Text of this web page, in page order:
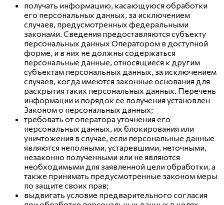
получать информацию, касающуюся обработки
его персональных данных, за исключением
случаев, предусмотренных федеральными
законами. Сведения предоставляются субъекту
персональных данных Оператором в доступной
форме, и в них не должны содержаться
персональные данные, относящиеся к другим
субъектам персональных данных, за исключением
случаев, когда имеются законные основания для
раскрытия таких персональных данных. Перечень
информации и порядок ее получения установлен
Законом о персональных данных;
требовать от оператора уточнения его
персональных данных, их блокирования или
уничтожения в случае, если персональные данные
являются неполными, устаревшими, неточными,
незаконно полученными или не являются
необходимыми для заявленной цели обработки, а
также принимать предусмотренные законом меры
по защите своих прав;
выдвигать условие предварительного согласия